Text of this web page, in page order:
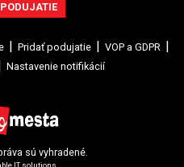
Pridať podujatie
VOP a GDPR
Nastavenie notifikácií
sú vyhradené.
IT solutions